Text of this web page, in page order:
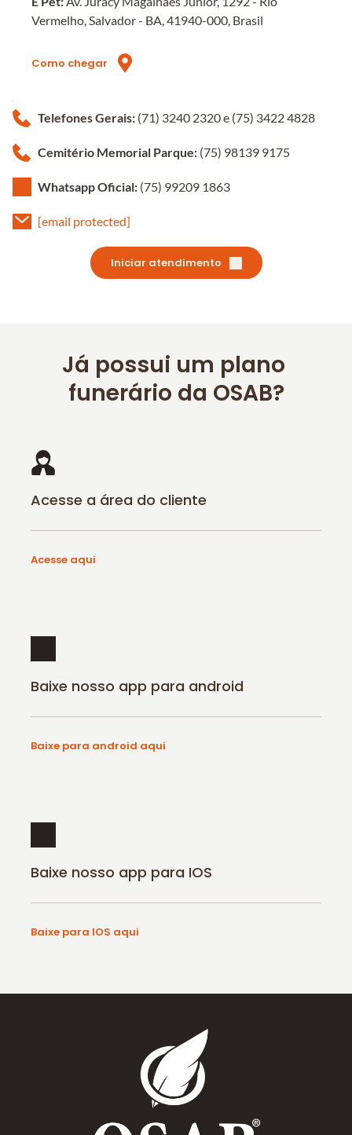
Vermelho, Salvador - BA, 41940-000, Brasil
Como chegar
Telefones Gerais: (71) 3240 2320 e (75) 3422 4828
Cemitério Memorial Parque: (75) 98139 9175
Whatsapp Oficial: (75) 99209 1863
[email protected]
Iniciar atendimento
Já possui um plano
funerário da OSAB?
Acesse a área do cliente
Acesse aqui
Baixe nosso app para android
Baixe para android aqui
Baixe nosso app para IOS
Baixe para IOS aqui